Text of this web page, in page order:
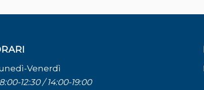
Venerdì
12:30 / 14:00-19:00